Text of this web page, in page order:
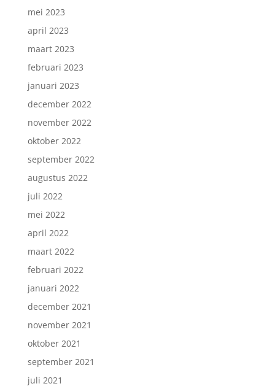
mei 2023
april 2023
maart 2023
februari 2023
januari 2023
december 2022
november 2022
oktober 2022
september 2022
augustus 2022
juli 2022
mei 2022
april 2022
maart 2022
februari 2022
januari 2022
december 2021
november 2021
oktober 2021
september 2021
juli 2021